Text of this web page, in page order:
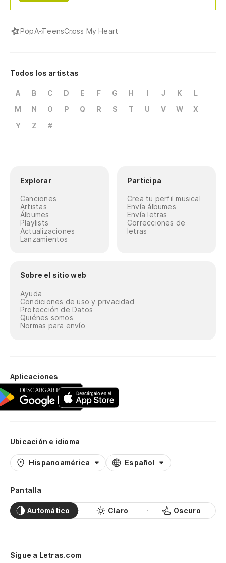
PopA-TeensCross My Heart
Todos los artistas
A B C D E F G H I J K
L
M
N O P Q R S T U V W
X
Y
Z #
Explorar
Canciones
Artistas
Álbumes
Playlists
Actualizaciones
Lanzamientos
Participa
Crea tu perfil musical
Envía álbumes
Envía letras
Correcciones de
letras
Sobre el sitio web
Ayuda
Condiciones de uso y privacidad
Protección de Datos
Quiénes somos
Normas para envío
Aplicaciones
Ubicación e idioma
Hispanoamérica Español
Pantalla
Automático Claro Oscuro
Sigue a Letras.com